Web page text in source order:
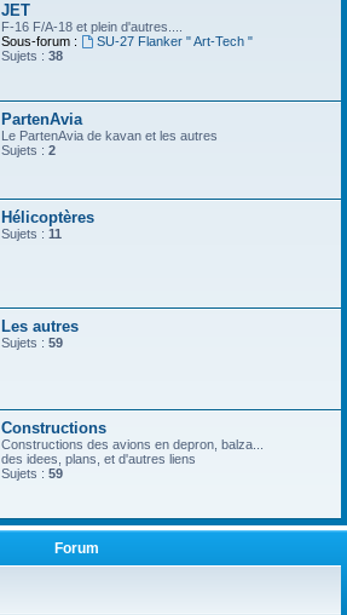
JET
F-16 F/A-18 et plein d'autres....
Sous-forum :
SU-27 Flanker " Art-Tech "
Sujets : 38
PartenAvia
Le PartenAvia de kavan et les autres
Sujets : 2
Hélicoptères
Sujets : 11
Les autres
Sujets : 59
Constructions
Constructions des avions en depron, balza...
des idees, plans, et d'autres liens
Sujets : 59
Forum